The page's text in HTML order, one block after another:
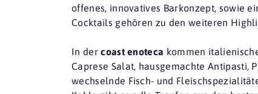
offenes, innovatives Barkonzept, sowie
Cocktails gehören zu den weiteren
In dercoast enoteca kommen
Caprese Salat, hausgemachte Antipasti,
wechselnde Fisch- und